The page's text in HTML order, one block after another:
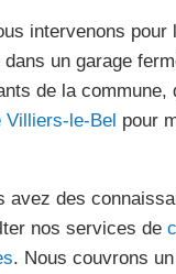
intervenons pour
un garage
de la commune,
Villiers-le-Bel pour
avez des
nos services de
. Nous couvrons